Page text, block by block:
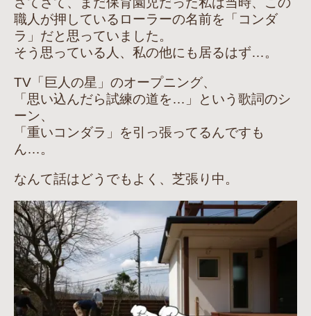
職人が押しているローラーの名前を「コンダ
ラ」だと思っていました。
そう思っている人、私の他にも居るはず…。
TV「巨人の星」のオープニング、
「思い込んだら試練の道を…」という歌詞のシ
ーン、
「重いコンダラ」を引っ張ってるんですも
ん…。
なんて話はどうでもよく、芝張り中。